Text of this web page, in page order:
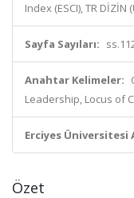
Index (ESCI), TR DİZİN
Sayfa Sayıları:
Anahtar Kelimeler:
Leadership, Locus of
Erciyes Üniversitesi
Özet